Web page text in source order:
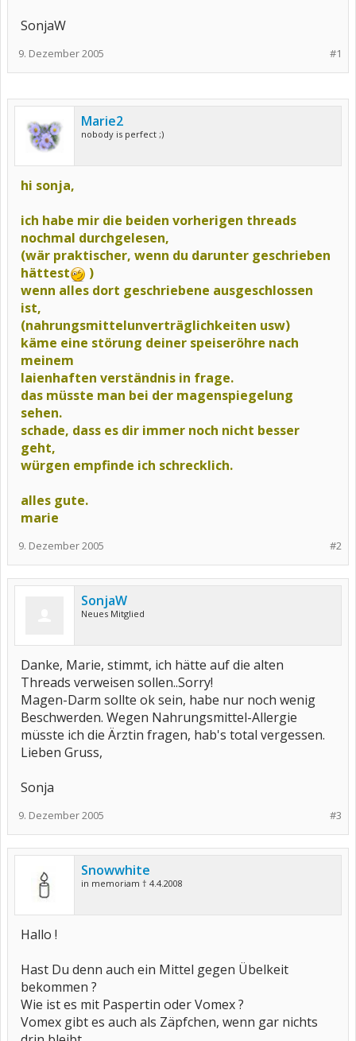
SonjaW
#1
9. Dezember 2005
Marie2
nobody is perfect ;)
hi sonja,
ich habe mir die beiden vorherigen threads
nochmal durchgelesen,
(wär praktischer, wenn du darunter geschrieben
hättest
)
wenn alles dort geschriebene ausgeschlossen
ist,
(nahrungsmittelunverträglichkeiten usw)
käme eine störung deiner speiseröhre nach
meinem
laienhaften verständnis in frage.
das müsste man bei der magenspiegelung
sehen.
schade, dass es dir immer noch nicht besser
geht,
würgen empfinde ich schrecklich.
alles gute.
marie
#2
9. Dezember 2005
SonjaW
Neues Mitglied
Danke, Marie, stimmt, ich hätte auf die alten
Threads verweisen sollen..Sorry!
Magen-Darm sollte ok sein, habe nur noch wenig
Beschwerden. Wegen Nahrungsmittel-Allergie
müsste ich die Ärztin fragen, hab's total vergessen.
Lieben Gruss,
Sonja
#3
9. Dezember 2005
Snowwhite
in memoriam † 4.4.2008
Hallo !
Hast Du denn auch ein Mittel gegen Übelkeit
bekommen ?
Wie ist es mit Paspertin oder Vomex ?
Vomex gibt es auch als Zäpfchen, wenn gar nichts